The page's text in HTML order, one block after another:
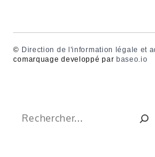
© Direction de l'information légale et
comarquage developpé par baseo.io
Rechercher